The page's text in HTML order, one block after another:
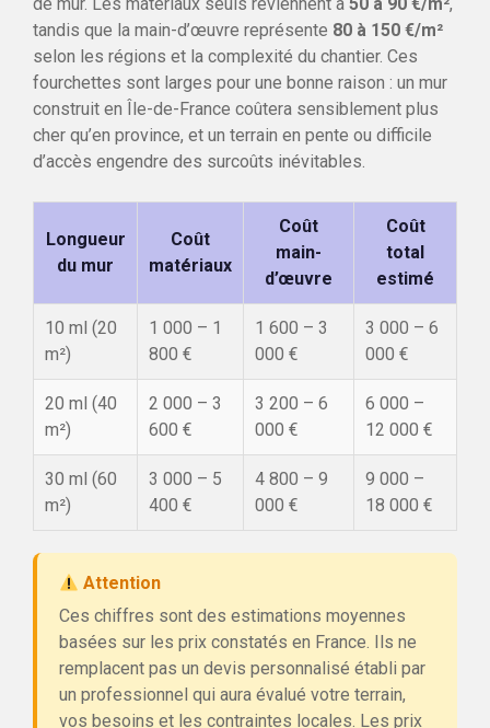
de mur. Les matériaux seuls reviennent à 50 à 90 €/m²,
tandis que la main-d’œuvre représente 80 à 150 €/m²
selon les régions et la complexité du chantier. Ces
fourchettes sont larges pour une bonne raison : un mur
construit en Île-de-France coûtera sensiblement plus
cher qu’en province, et un terrain en pente ou difficile
d’accès engendre des surcoûts inévitables.
Longueur
du mur
Coût
matériaux
Coût
main-
d’œuvre
Coût
total
estimé
10 ml (20
m²)
1 000 – 1
800 €
1 600 – 3
000 €
3 000 – 6
000 €
20 ml (40
m²)
2 000 – 3
600 €
3 200 – 6
000 €
6 000 –
12 000 €
30 ml (60
m²)
3 000 – 5
400 €
4 800 – 9
000 €
9 000 –
18 000 €
Attention
Ces chiffres sont des estimations moyennes
basées sur les prix constatés en France. Ils ne
remplacent pas un devis personnalisé établi par
un professionnel qui aura évalué votre terrain,
vos besoins et les contraintes locales. Les prix